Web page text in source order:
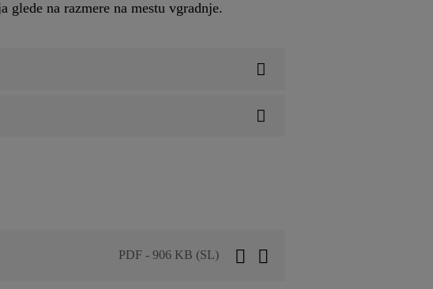
na razmere na mestu vgradnje.
PDF - 906 KB (SL)